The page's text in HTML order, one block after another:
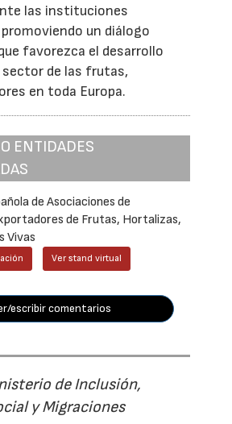
las instituciones
un diálogo
favorezca el desarrollo
de las frutas,
en toda Europa.
ENTIDADES
de Asociaciones de
de Frutas, Hortalizas,
Vivas
Ver stand virtual
escribir comentarios
de Inclusión,
y Migraciones